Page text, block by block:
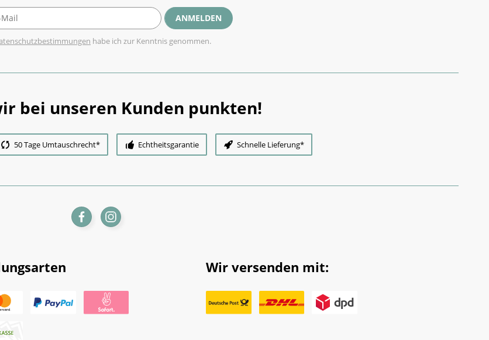
ANMELDEN
habe ich zur Kenntnis genommen.
bei unseren Kunden punkten!
50 Tage Umtauschrecht* Echtheitsgarantie Schnelle Lieferung*
Wir versenden mit: